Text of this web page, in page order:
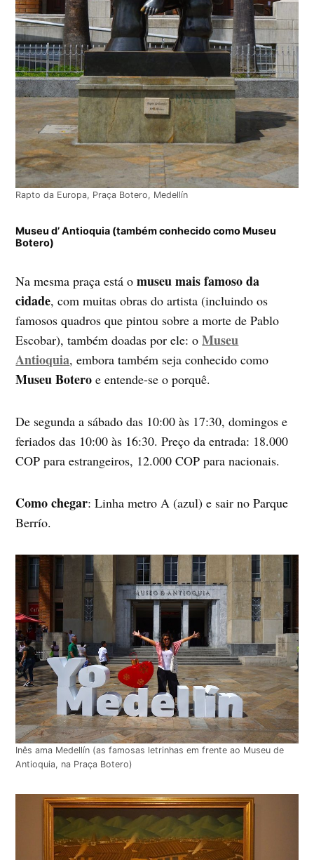
Rapto da Europa, Praça Botero, Medellín
Museu d’ Antioquia (também conhecido como Museu
Botero)
Na mesma praça está omuseu mais famoso da
cidade, com muitas obras do artista (incluindo os
famosos quadros que pintou sobre a morte de Pablo
Escobar), também doadas por ele: oMuseu
Antioquia, embora também seja conhecido como
Museu Botero e entende-se o porquê.
De segunda a sábado das 10:00 às 17:30, domingos e
feriados das 10:00 às 16:30. Preço da entrada: 18.000
COP para estrangeiros, 12.000 COP para nacionais.
Como chegar: Linha metro A (azul) e sair no Parque
Berrío.
Inês ama Medellín (as famosas letrinhas em frente ao Museu de
Antioquia, na Praça Botero)